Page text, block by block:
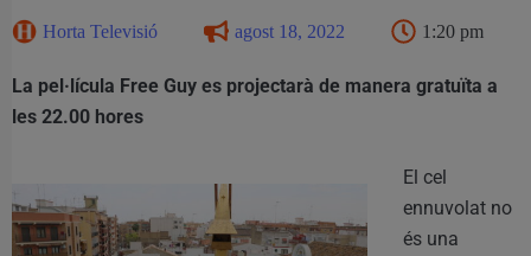
Horta Televisió agost 18, 2022 1:20 pm
La pel·lícula Free Guy es projectarà de manera gratuïta a
les 22.00 hores
El cel
ennuvolat no
és una